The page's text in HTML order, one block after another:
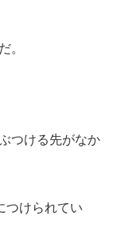
。
つける先がなか
つけられてい